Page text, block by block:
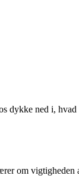
dykke ned i, hvad
om vigtigheden